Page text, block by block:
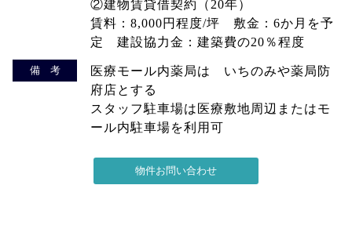
②建物賃貸借契約（20年）
賃料：8,000円程度/坪 敷金：6か月を予
定 建設協力金：建築費の20％程度
備 考
医療モール内薬局は いちのみや薬局防
府店とする
スタッフ駐車場は医療敷地周辺またはモ
ール内駐車場を利用可